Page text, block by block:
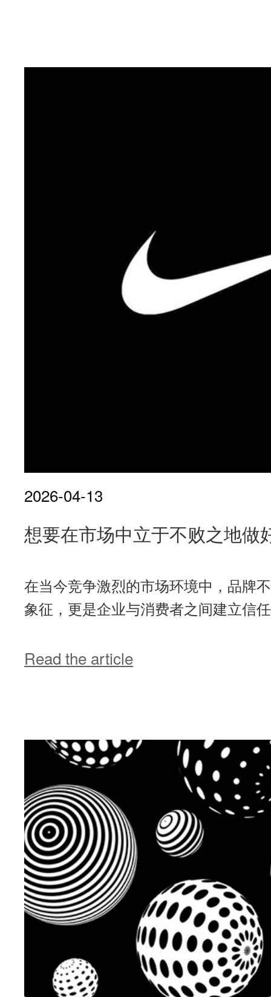
2026-04-13
想要在市场中立于不败之地做
在当今竞争激烈的市场环境中，品牌
象征，更是企业与消费者之间建立信
Read the article